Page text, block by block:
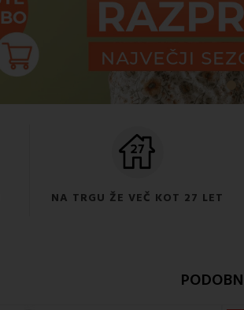
NA TRGU ŽE VEČ KOT 27 LET